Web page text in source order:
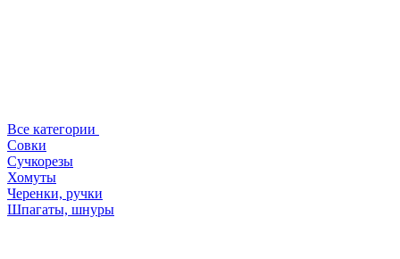
Все категории
Совки
Сучкорезы
Хомуты
Черенки, ручки
Шпагаты, шнуры